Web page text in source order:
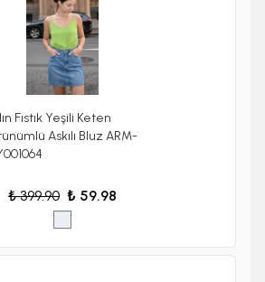
Fıstık Yeşili Keten
Askılı Bluz ARM-
₺ 399.90 ₺ 59.98